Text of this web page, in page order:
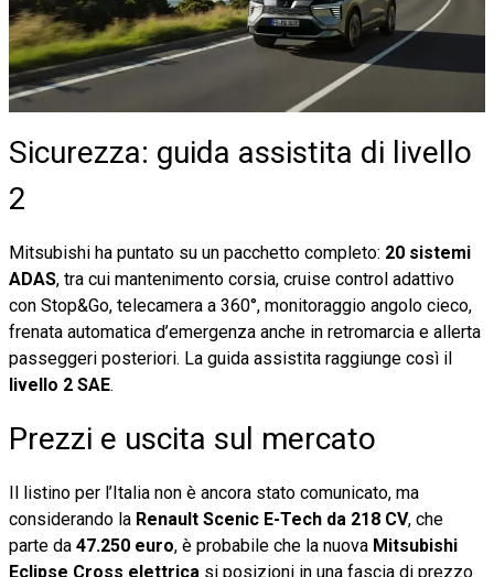
Sicurezza: guida assistita di livello
2
Mitsubishi ha puntato su un pacchetto completo: 20 sistemi
ADAS, tra cui mantenimento corsia, cruise control adattivo
con Stop&Go, telecamera a 360°, monitoraggio angolo cieco,
frenata automatica d’emergenza anche in retromarcia e allerta
passeggeri posteriori. La guida assistita raggiunge così il
livello 2 SAE.
Prezzi e uscita sul mercato
Il listino per l’Italia non è ancora stato comunicato, ma
considerando la Renault Scenic E-Tech da 218 CV, che
parte da 47.250 euro, è probabile che la nuova Mitsubishi
Eclipse Cross elettrica si posizioni in una fascia di prezzo